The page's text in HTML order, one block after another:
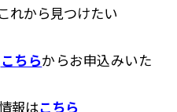
れから見つけたい
こちらからお申込みいた
報はこちら